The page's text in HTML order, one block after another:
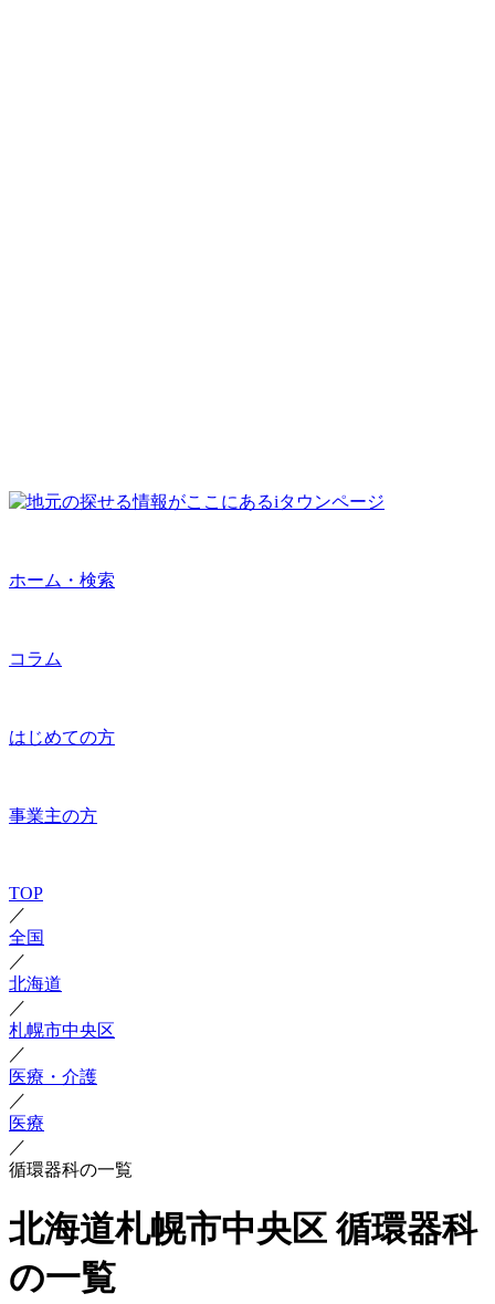
ホーム・検索
コラム
はじめての方
事業主の方
TOP
／
全国
／
北海道
／
札幌市中央区
／
医療・介護
／
医療
／
循環器科の一覧
北海道札幌市中央区 循環器科
の一覧